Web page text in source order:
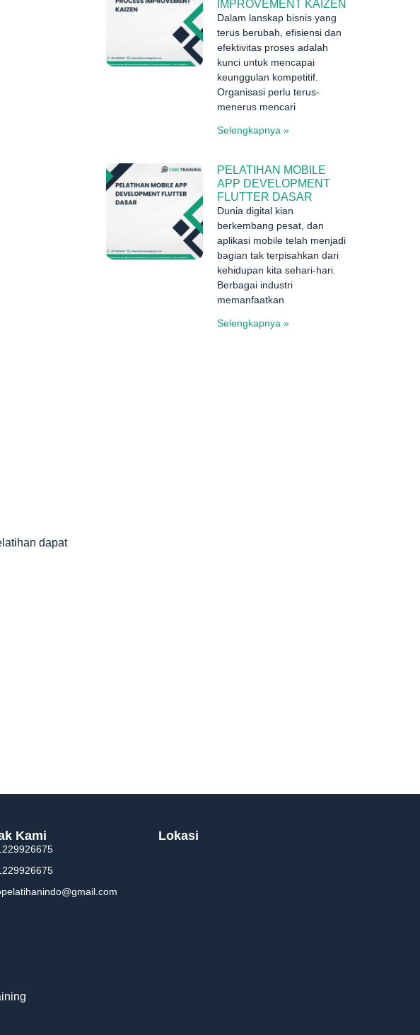
dapat
IMPROVEMENT KAIZEN
Dalam lanskap bisnis yang
terus berubah, efisiensi dan
efektivitas proses adalah
kunci untuk mencapai
keunggulan kompetitif.
Organisasi perlu terus-
menerus mencari
Selengkapnya »
PELATIHAN MOBILE
APP DEVELOPMENT
FLUTTER DASAR
Dunia digital kian
berkembang pesat, dan
aplikasi mobile telah menjadi
bagian tak terpisahkan dari
kehidupan kita sehari-hari.
Berbagai industri
memanfaatkan
Selengkapnya »
Kami Lokasi